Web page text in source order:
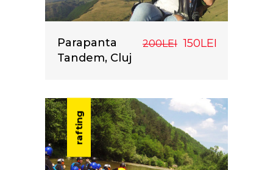
Parapanta
Tandem, Cluj
200LEI 150LEI
rafting